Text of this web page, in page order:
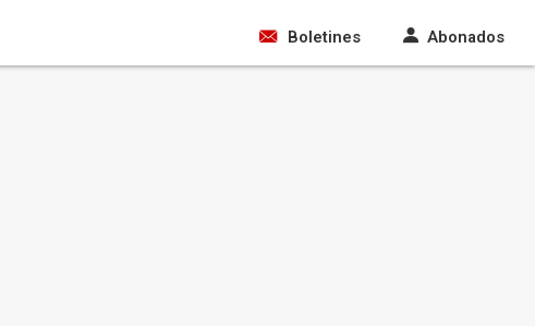
Boletines Abonados